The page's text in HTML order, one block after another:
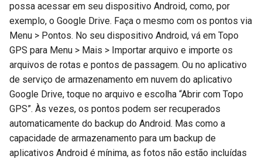
possa acessar em seu dispositivo Android, como, por
exemplo, o Google Drive. Faça o mesmo com os pontos via
Menu > Pontos. No seu dispositivo Android, vá em Topo
GPS para Menu > Mais > Importar arquivo e importe os
arquivos de rotas e pontos de passagem. Ou no aplicativo
de serviço de armazenamento em nuvem do aplicativo
Google Drive, toque no arquivo e escolha “Abrir com Topo
GPS”. Às vezes, os pontos podem ser recuperados
automaticamente do backup do Android. Mas como a
capacidade de armazenamento para um backup de
aplicativos Android é mínima, as fotos não estão incluídas